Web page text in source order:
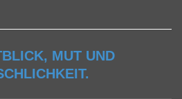
MUT UND